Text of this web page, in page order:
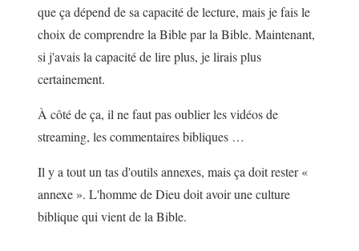
que ça dépend de sa capacité de lecture, mais je fais le
choix de comprendre la Bible par la Bible. Maintenant,
si j'avais la capacité de lire plus, je lirais plus
certainement.
À côté de ça, il ne faut pas oublier les vidéos de
streaming, les commentaires bibliques …
Il y a tout un tas d'outils annexes, mais ça doit rester «
annexe ». L'homme de Dieu doit avoir une culture
biblique qui vient de la Bible.